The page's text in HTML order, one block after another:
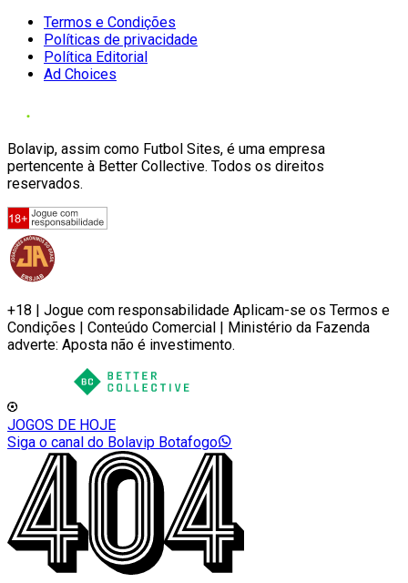
Termos e Condições
Políticas de privacidade
Política Editorial
Ad Choices
Bolavip, assim como Futbol Sites, é uma empresa
pertencente à Better Collective. Todos os direitos
reservados.
+18 | Jogue com responsabilidade Aplicam-se os Termos e
Condições | Conteúdo Comercial | Ministério da Fazenda
adverte: Aposta não é investimento.
JOGOS DE HOJE
Siga o canal do Bolavip Botafogo